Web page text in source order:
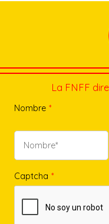
La FNFF
Nombre *
Captcha *